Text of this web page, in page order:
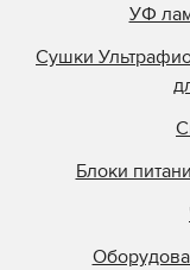
УФ
Сушки
Блоки